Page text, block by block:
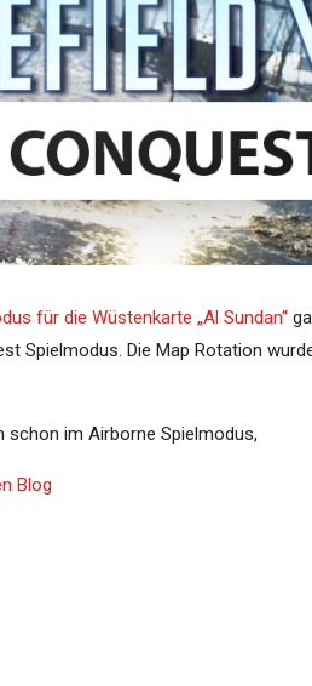
für die Wüstenkarte „Al Sundan“
Spielmodus. Die Map Rotation
schon im Airborne Spielmodus,
Blog